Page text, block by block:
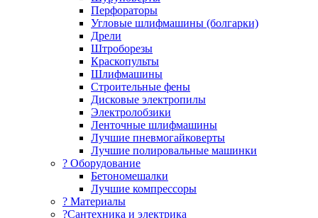
Перфораторы
Угловые шлифмашины (болгарки)
Дрели
Штроборезы
Краскопульты
Шлифмашины
Строительные фены
Дисковые электропилы
Электролобзики
Ленточные шлифмашины
Лучшие пневмогайковерты
Лучшие полировальные машинки
?️ Оборудование
Бетономешалки
Лучшие компрессоры
? Материалы
?Сантехника и электрика